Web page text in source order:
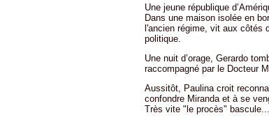
Une jeune république
Dans une maison isolée en
l'ancien régime, vit aux côtés
politique.
Une nuit d’orage, Gerardo
raccompagné par le Docteur
Aussitôt, Paulina croit
confondre Miranda et à se
Très vite "le procès" bascule...